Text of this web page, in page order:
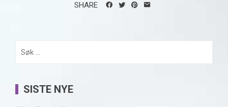
SHARE
SISTE NYE